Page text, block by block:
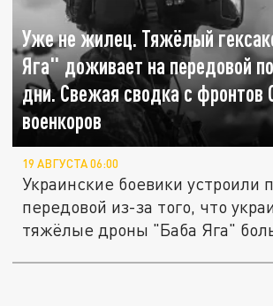
Уже не жилец. Тяжёлый
Яга" доживает на передовой
дни. Свежая сводка с фронтов
военкоров
19 АВГУСТА 06:00
Украинские боевики устроили
передовой из-за того, что
тяжёлые дроны "Баба Яга"